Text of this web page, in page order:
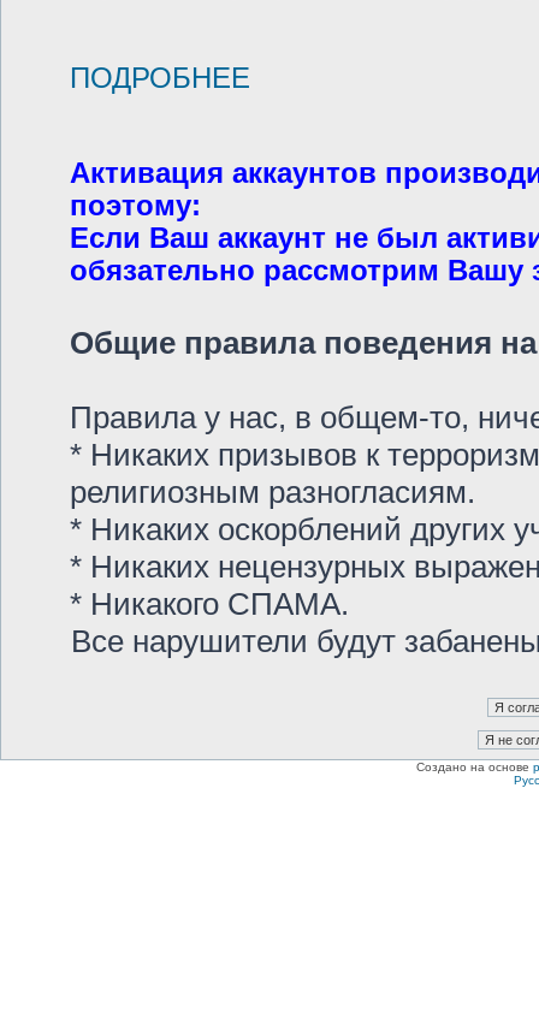
ПОДРОБНЕЕ
Активация аккаунтов
поэтому:
Если Ваш аккаунт не был
обязательно рассмотрим Вашу
Общие правила поведения на
Правила у нас, в общем-то,
* Никаких призывов к
религиозным разногласиям.
* Никаких оскорблений других
* Никаких нецензурных
* Никакого СПАМА.
Все нарушители будут
Создано на основе